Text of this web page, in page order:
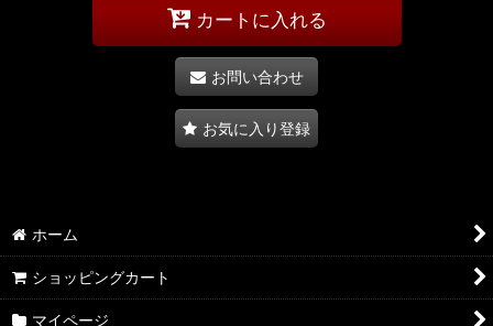
カートに入れる
お問い合わせ
お気に入り登録
ホーム
ショッピングカート
マイページ